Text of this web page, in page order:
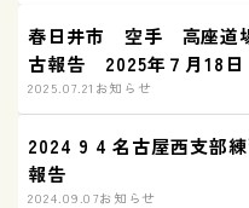
春日井市 空手 高座道
古報告 2025年７月18日
2025.07.21 お知らせ
2024 9 4 名古屋西支部
報告
2024.09.07お知らせ